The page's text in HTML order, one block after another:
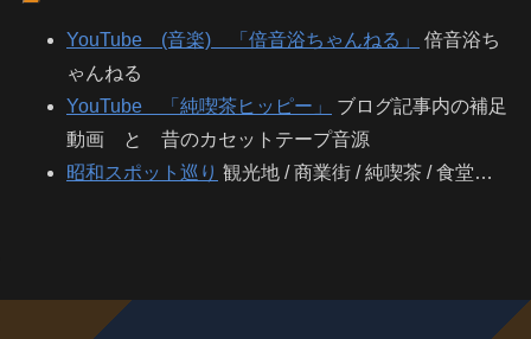
YouTube (音楽) 「倍音浴ちゃんねる」
倍音浴ち
ゃんねる
YouTube 「純喫茶ヒッピー」
ブログ記事内の補足
動画 と 昔のカセットテープ音源
昭和スポット巡り 観光地 / 商業街 / 純喫茶 / 食堂…